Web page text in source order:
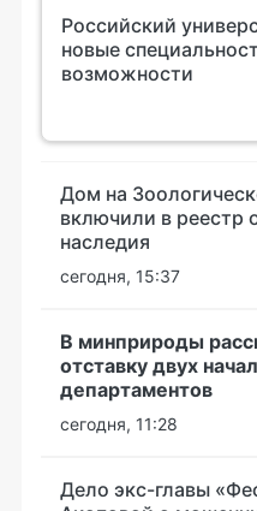
Российский
новые
возможности
Дом на
включили в реестр
наследия
сегодня, 15:37
В минприроды
отставку двух
департаментов
сегодня, 11:28
Дело экс-главы